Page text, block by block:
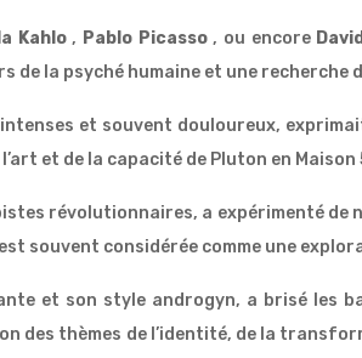
Kahlo, Pablo Picasso, ou encore
la psyché humaine et une recherche
et souvent douloureux,
et de la capacité de Pluton en
révolutionnaires, a expérimenté
souvent considérée comme une
et son style androgyn, a brisé les
des thèmes de l’identité, de la